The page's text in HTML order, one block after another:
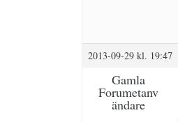
2013-09-29 kl. 19:47
Gamla
Forumetanv
ändare